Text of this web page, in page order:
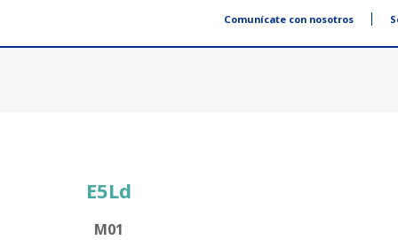
Comunícate con nosotros
E5Ld
M01